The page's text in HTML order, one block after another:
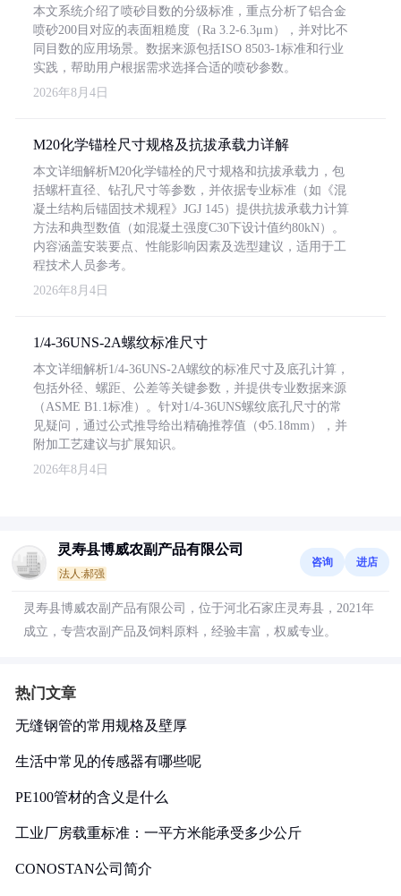
本文系统介绍了喷砂目数的分级标准，重点分析了铝合金
喷砂200目对应的表面粗糙度（Ra 3.2-6.3μm），并对比不
同目数的应用场景。数据来源包括ISO 8503-1标准和行业
实践，帮助用户根据需求选择合适的喷砂参数。
2026年8月4日
M20化学锚栓尺寸规格及抗拔承载力详解
本文详细解析M20化学锚栓的尺寸规格和抗拔承载力，包
括螺杆直径、钻孔尺寸等参数，并依据专业标准（如《混
凝土结构后锚固技术规程》JGJ 145）提供抗拔承载力计算
方法和典型数值（如混凝土强度C30下设计值约80kN）。
内容涵盖安装要点、性能影响因素及选型建议，适用于工
程技术人员参考。
2026年8月4日
1/4-36UNS-2A螺纹标准尺寸
本文详细解析1/4-36UNS-2A螺纹的标准尺寸及底孔计算，
包括外径、螺距、公差等关键参数，并提供专业数据来源
（ASME B1.1标准）。针对1/4-36UNS螺纹底孔尺寸的常
见疑问，通过公式推导给出精确推荐值（Φ5.18mm），并
附加工艺建议与扩展知识。
2026年8月4日
灵寿县博威农副产品有限公司
法人:郝强
咨询 进店
灵寿县博威农副产品有限公司，位于河北石家庄灵寿县，2021年
成立，专营农副产品及饲料原料，经验丰富，权威专业。
热门文章
无缝钢管的常用规格及壁厚
生活中常见的传感器有哪些呢
PE100管材的含义是什么
工业厂房载重标准：一平方米能承受多少公斤
CONOSTAN公司简介